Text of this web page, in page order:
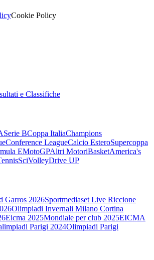
Cookie Policy
e Classifiche
Serie BCoppa ItaliaChampions
Conference LeagueCalcio EsteroSupercoppa
EMotoGPAltri MotoriBasketAmerica's
SciVolleyDrive UP
Garros 2026Sportmediaset Live Riccione
Olimpiadi Invernali Milano Cortina
Eicma 2025Mondiale per club 2025EICMA
Parigi 2024Olimpiadi Parigi